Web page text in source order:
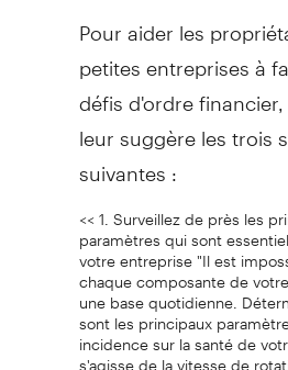
Pour aider les
petites entreprises à
défis d'ordre
leur suggère les trois
suivantes :
<< 1. Surveillez de près les
paramètres qui sont
votre entreprise "Il est
chaque composante de
une base quotidienne.
sont les principaux
incidence sur la santé de
s'agisse de la vitesse de